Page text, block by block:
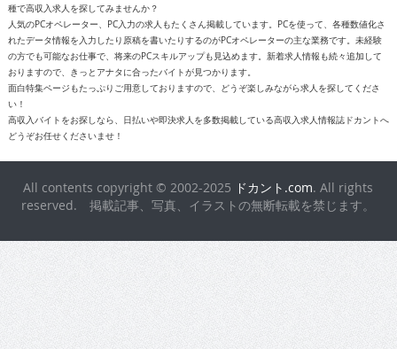
種で高収入求人を探してみませんか？
人気のPCオペレーター、PC入力の求人もたくさん掲載しています。PCを使って、各種数値化さ
れたデータ情報を入力したり原稿を書いたりするのがPCオペレーターの主な業務です。未経験
の方でも可能なお仕事で、将来のPCスキルアップも見込めます。新着求人情報も続々追加して
おりますので、きっとアナタに合ったバイトが見つかります。
面白特集ページもたっぷりご用意しておりますので、どうぞ楽しみながら求人を探してくださ
い！
高収入バイトをお探しなら、日払いや即決求人を多数掲載している高収入求人情報誌ドカントへ
どうぞお任せくださいませ！
All contents copyright © 2002-2025 ドカント.com. All rights
reserved. 掲載記事、写真、イラストの無断転載を禁じます。